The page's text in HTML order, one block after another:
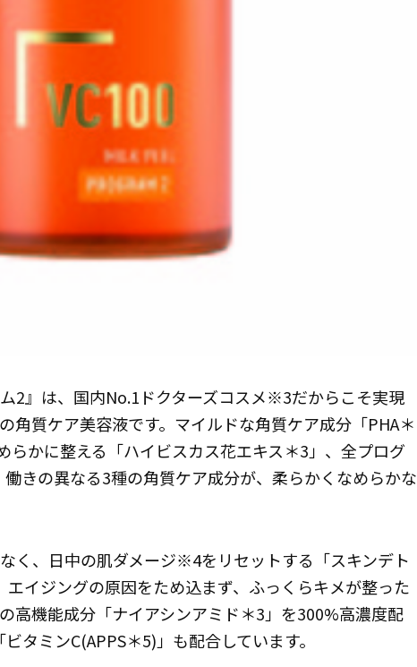
ム2』は、国内No.1ドクターズコスメ※3だからこそ実現
角質ケア美容液です。マイルドな角質ケア成分「PHA＊
かに整える「ハイビスカス花エキス＊3」、全プログ
きの異なる3種の角質ケア成分が、柔らかくなめらかな
く、日中の肌ダメージ※4をリセットする「スキンデト
イジングの原因をため込まず、ふっくらキメが整った
高機能成分「ナイアシンアミド＊3」を300%高濃度配
タミンC(APPS＊5)」も配合しています。